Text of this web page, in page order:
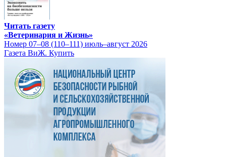
Читать газету
«Ветеринария и Жизнь»
Номер 07–08 (110–111) июль–август 2026
Газета ВиЖ. Купить